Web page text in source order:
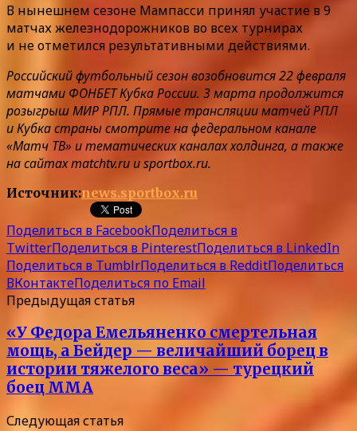
В нынешнем сезоне Мампасси принял участие в 9
матчах железнодорожников во всех турнирах
и не отметился результативными действиями.
Российский футбольный сезон возобновится 22 февраля
матчами ФОНБЕТ Кубка России. 3 марта продолжится
розыгрыш МИР РПЛ. Прямые трансляции матчей РПЛ
и Кубка страны смотрите на федеральном канале
«Матч ТВ» и тематических каналах холдинга, а также
на сайтах matchtv.ru и sportbox.ru.
Источник:news.sportbox.ru
Поделиться в FacebookПоделиться в
TwitterПоделиться в PinterestПоделиться в LinkedIn
Поделиться в TumblrПоделиться в RedditПоделиться
ВКонтактеПоделиться по Email
Предыдущая статья
«У Федора Емельяненко смертельная
мощь, а Бейдер — величайший борец в
истории тяжелого веса» — турецкий
боец ММА
Следующая статья